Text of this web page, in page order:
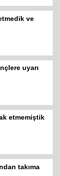
ve
uyarı
etmemiştik
takıma